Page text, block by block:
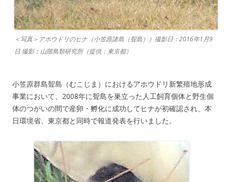
＜写真＞アホウドリのヒナ（小笠原諸島（聟島））撮影日：2016年1月9
日 撮影：山階鳥類研究所（提供：東京都）
小笠原群島聟島（むこじま）におけるアホウドリ新繁殖地形成
事業において、2008年に聟島を巣立った人工飼育個体と野生個
体のつがいの間で産卵・孵化に成功してヒナが初確認され、本
日環境省、東京都と同時で報道発表を行いました。